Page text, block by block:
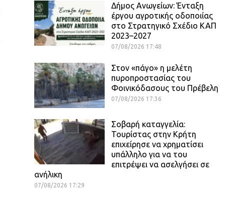
Δήμος Ανωγείων: Ένταξη
έργου αγροτικής οδοποιίας
στο Στρατηγικό Σχέδιο ΚΑΠ
2023–2027
07/08/2026 17:48
Στον «πάγο» η μελέτη
πυροπροστασίας του
Φοινικόδασους του Πρέβελη
07/08/2026 17:36
Σοβαρή καταγγελία:
Τουρίστας στην Κρήτη
επιχείρησε να χρηματίσει
υπάλληλο για να του
επιτρέψει να ασελγήσει σε
ανήλικη
07/08/2026 17:29